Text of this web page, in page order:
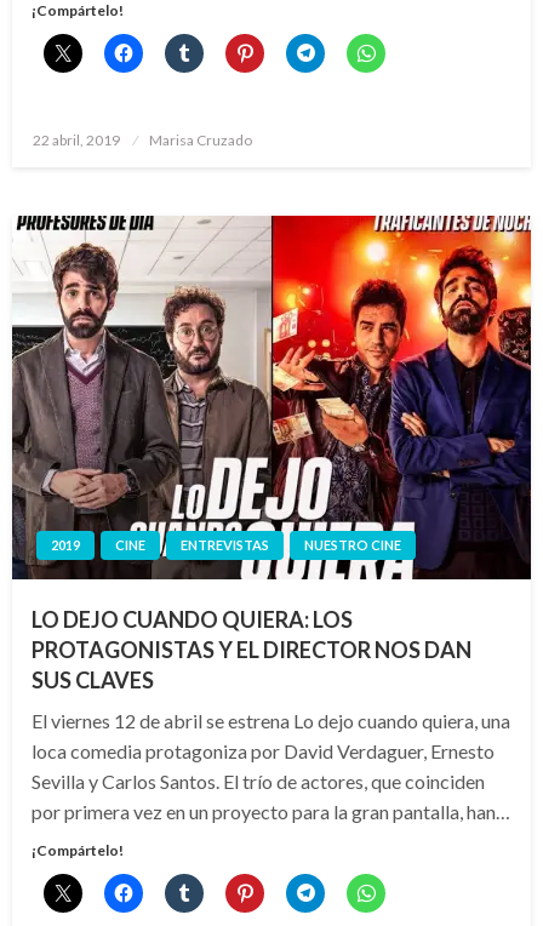
¡Compártelo!
Publicado
22 abril, 2019 Marisa Cruzado
2019 CINE ENTREVISTAS NUESTRO CINE
LO DEJO CUANDO QUIERA: LOS
PROTAGONISTAS Y EL DIRECTOR NOS DAN
SUS CLAVES
El viernes 12 de abril se estrena Lo dejo cuando quiera, una
loca comedia protagoniza por David Verdaguer, Ernesto
Sevilla y Carlos Santos. El trío de actores, que coinciden
por primera vez en un proyecto para la gran pantalla, han…
¡Compártelo!